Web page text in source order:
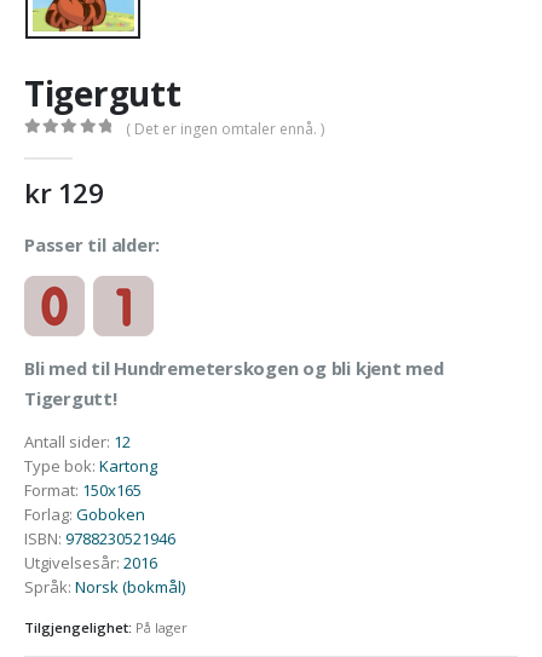
Tigergutt
( Det er ingen omtaler ennå. )
kr129
Passer til alder:
Bli med til Hundremeterskogen og bli kjent med
Tigergutt!
Antall sider: 12
Type bok: Kartong
Format: 150x165
Forlag: Goboken
ISBN: 9788230521946
Utgivelsesår: 2016
Språk: Norsk (bokmål)
Tilgjengelighet: På lager